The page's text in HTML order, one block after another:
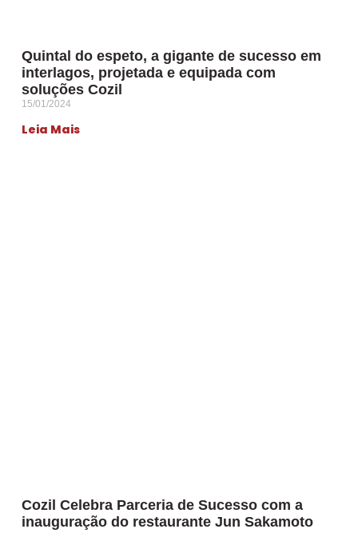
Quintal do espeto, a gigante de sucesso em
interlagos, projetada e equipada com
soluções Cozil
15/01/2024
Leia Mais
Cozil Celebra Parceria de Sucesso com a
inauguração do restaurante Jun Sakamoto